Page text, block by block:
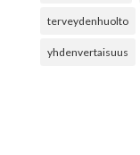
terveydenhuolto
yhdenvertaisuus